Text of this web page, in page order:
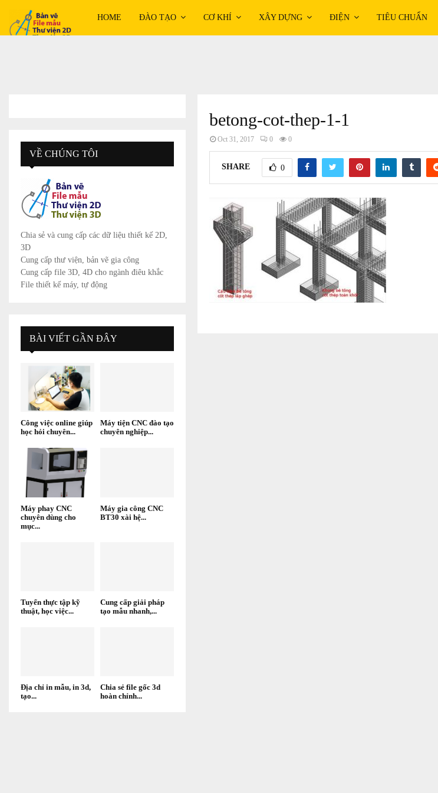
HOME ĐÀO TẠO CƠ KHÍ XÂY DỰNG ĐIỆN TIÊU CHUẨN
betong-cot-thep-1-1
Oct 31, 2017 0 0
SHARE 0
VỀ CHÚNG TÔI
Chia sẻ và cung cấp các dữ liệu thiết kế 2D,
3D
Cung cấp thư viện, bản vẽ gia công
Cung cấp file 3D, 4D cho ngành điêu khắc
File thiết kế máy, tự động
BÀI VIẾT GẦN ĐÂY
Công việc online giúp
học hỏi chuyên...
Máy tiện CNC đào tạo
chuyên nghiệp...
Máy phay CNC
chuyên dùng cho
mục...
Máy gia công CNC
BT30 xài hệ...
Tuyển thực tập kỹ
thuật, học việc...
Cung cấp giải pháp
tạo mẫu nhanh,...
Địa chỉ in mẫu, in 3d,
tạo...
Chia sẻ file gốc 3d
hoàn chỉnh...